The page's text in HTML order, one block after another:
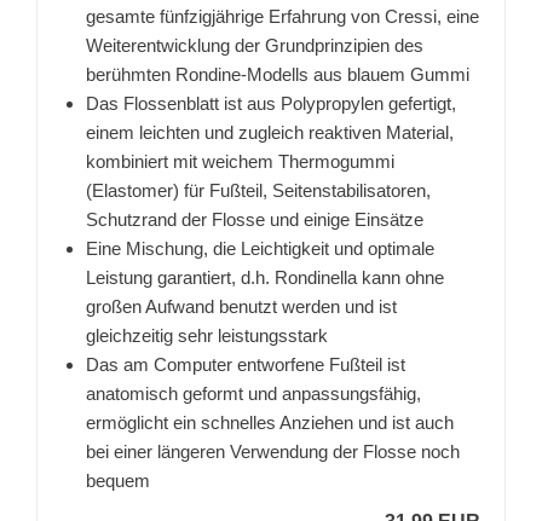
gesamte fünfzigjährige Erfahrung von Cressi, eine
Weiterentwicklung der Grundprinzipien des
berühmten Rondine-Modells aus blauem Gummi
Das Flossenblatt ist aus Polypropylen gefertigt,
einem leichten und zugleich reaktiven Material,
kombiniert mit weichem Thermogummi
(Elastomer) für Fußteil, Seitenstabilisatoren,
Schutzrand der Flosse und einige Einsätze
Eine Mischung, die Leichtigkeit und optimale
Leistung garantiert, d.h. Rondinella kann ohne
großen Aufwand benutzt werden und ist
gleichzeitig sehr leistungsstark
Das am Computer entworfene Fußteil ist
anatomisch geformt und anpassungsfähig,
ermöglicht ein schnelles Anziehen und ist auch
bei einer längeren Verwendung der Flosse noch
bequem